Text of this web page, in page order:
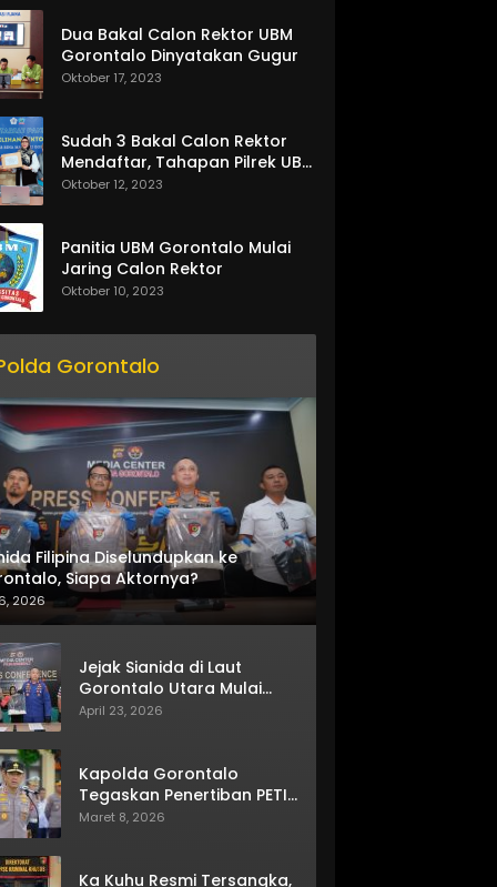
Dua Bakal Calon Rektor UBM
Gorontalo Dinyatakan Gugur
Oktober 17, 2023
Sudah 3 Bakal Calon Rektor
Mendaftar, Tahapan Pilrek UBM
Gorontalo Makin Seru
Oktober 12, 2023
Panitia UBM Gorontalo Mulai
Jaring Calon Rektor
Oktober 10, 2023
Gorontalo
Filipina Diselundupkan ke
Siapa Aktornya?
2026
Jejak Sianida di Laut
Gorontalo Utara Mulai
Terkuak
April 23, 2026
Kapolda Gorontalo
Tegaskan Penertiban PETI
Terus Berjalan
Maret 8, 2026
Ka Kuhu Resmi Tersangka,